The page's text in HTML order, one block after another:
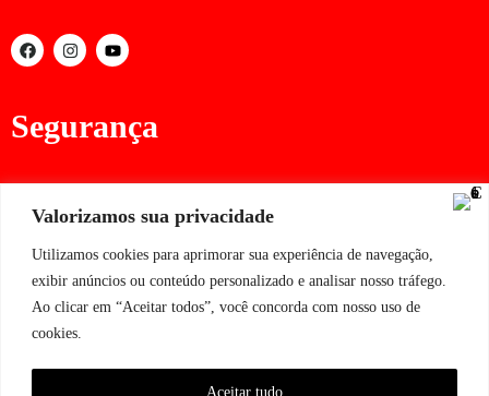
Valorizamos sua privacidade
Utilizamos cookies para aprimorar sua experiência de navegação,
exibir anúncios ou conteúdo personalizado e analisar nosso tráfego.
Ao clicar em “Aceitar todos”, você concorda com nosso uso de
cookies.
Aceitar tudo
Segurança
Assine nossa lista de clientes
Assinar